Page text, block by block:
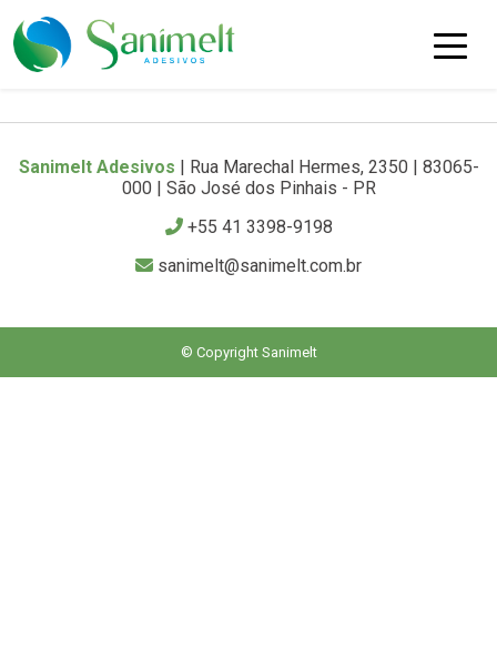
Sanimelt Adesivos | Rua Marechal Hermes, 2350 | 83065-
000 | São José dos Pinhais - PR
+55 41 3398-9198
sanimelt@sanimelt.com.br
© Copyright Sanimelt